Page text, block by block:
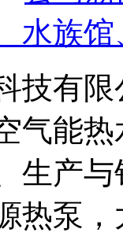
水族
技有
气能
生产
热泵